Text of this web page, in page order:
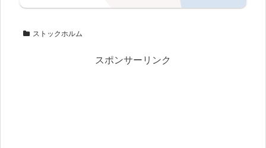
ストックホルム
スポンサーリンク